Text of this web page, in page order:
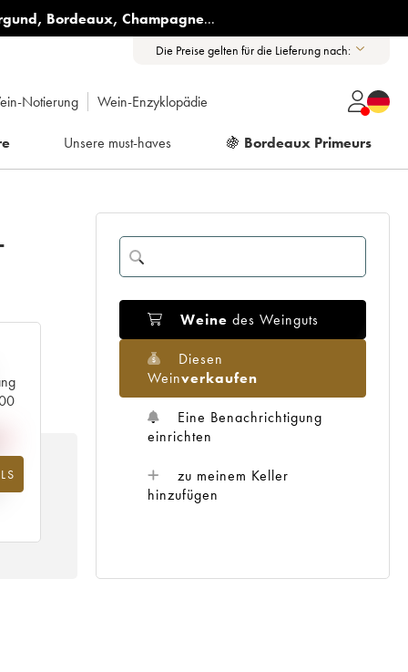
, Bordeaux, Champagne...
Die Preise gelten für die Lieferung nach:
Notierung Wein-Enzyklopädie
Unsere must-haves 🍇 Bordeaux Primeurs
Weine des Weinguts
Diesen
Weinverkaufen
Eine Benachrichtigung
einrichten
zu meinem Keller
hinzufügen